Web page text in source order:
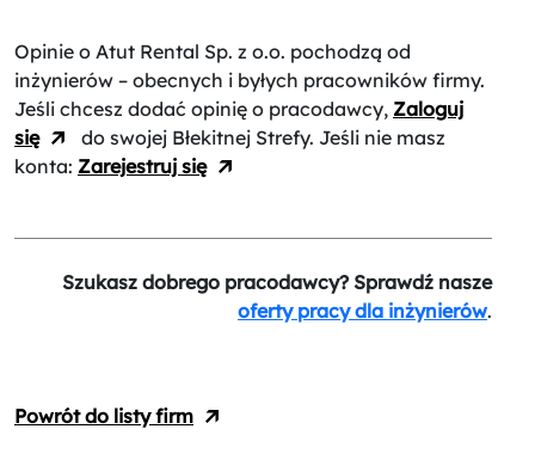
Opinie o Atut Rental Sp. z o.o. pochodzą od
inżynierów – obecnych i byłych pracowników firmy.
Jeśli chcesz dodać opinię o pracodawcy, Zaloguj
się
do swojej Błekitnej Strefy. Jeśli nie masz
konta: Zarejestruj się
Szukasz dobrego pracodawcy? Sprawdź nasze
oferty pracy dla inżynierów.
Powrót do listy firm